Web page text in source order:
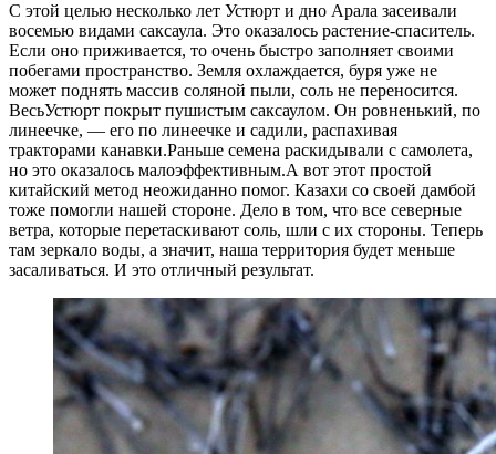
С этой целью несколько лет Устюрт и дно Арала засеивали
восемью видами саксаула. Это оказалось растение-спаситель.
Если оно приживается, то очень быстро заполняет своими
побегами пространство. Земля охлаждается, буря уже не
может поднять массив соляной пыли, соль не переносится.
ВесьУстюрт покрыт пушистым саксаулом. Он ровненький, по
линеечке, — его по линеечке и садили, распахивая
тракторами канавки.Раньше семена раскидывали с самолета,
но это оказалось малоэффективным.А вот этот простой
китайский метод неожиданно помог. Казахи со своей дамбой
тоже помогли нашей стороне. Дело в том, что все северные
ветра, которые перетаскивают соль, шли с их стороны. Теперь
там зеркало воды, а значит, наша территория будет меньше
засаливаться. И это отличный результат.